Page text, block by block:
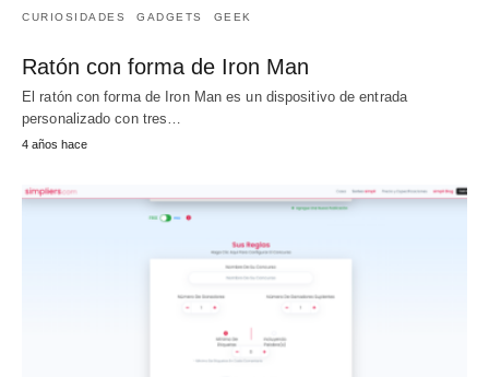
CURIOSIDADES GADGETS GEEK
Ratón con forma de Iron Man
El ratón con forma de Iron Man es un dispositivo de entrada
personalizado con tres…
4 años hace